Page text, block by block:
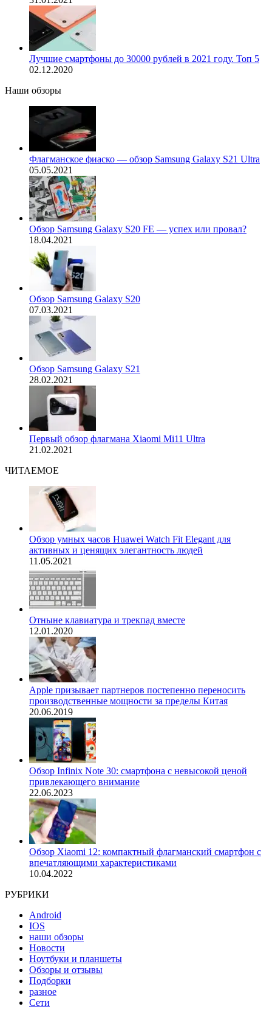
Лучшие смартфоны до 30000 рублей в 2021 году. Топ 5
02.12.2020
Наши обзоры
Флагманское фиаско — обзор Samsung Galaxy S21 Ultra
05.05.2021
Обзор Samsung Galaxy S20 FE — успех или провал?
18.04.2021
Обзор Samsung Galaxy S20
07.03.2021
Обзор Samsung Galaxy S21
28.02.2021
Первый обзор флагмана Xiaomi Mi11 Ultra
21.02.2021
ЧИТАЕМОЕ
Обзор умных часов Huawei Watch Fit Elegant для
активных и ценящих элегантность людей
11.05.2021
Отныне клавиатура и трекпад вместе
12.01.2020
Apple призывает партнеров постепенно переносить
производственные мощности за пределы Китая
20.06.2019
Обзор Infinix Note 30: смартфона с невысокой ценой
привлекающего внимание
22.06.2023
Обзор Xiaomi 12: компактный флагманский смартфон с
впечатляющими характеристиками
10.04.2022
РУБРИКИ
Android
IOS
наши обзоры
Новости
Ноутбуки и планшеты
Обзоры и отзывы
Подборки
разное
Сети